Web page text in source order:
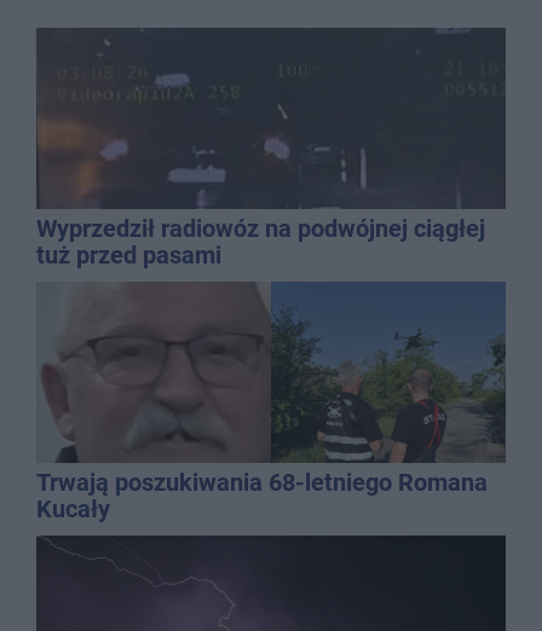
Wyprzedził radiowóz na podwójnej ciągłej
tuż przed pasami
Trwają poszukiwania 68-letniego Romana
Kucały